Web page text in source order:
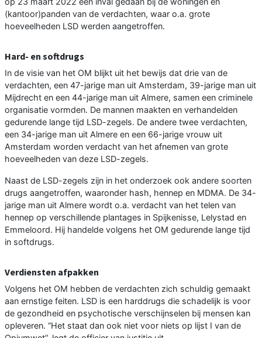
(kantoor)panden van de verdachten, waar o.a. grote
hoeveelheden LSD werden aangetroffen.
Hard- en softdrugs
In de visie van het OM blijkt uit het bewijs dat drie van de
verdachten, een 47-jarige man uit Amsterdam, 39-jarige man uit
Mijdrecht en een 44-jarige man uit Almere, samen een criminele
organisatie vormden. De mannen maakten en verhandelden
gedurende lange tijd LSD-zegels. De andere twee verdachten,
een 34-jarige man uit Almere en een 66-jarige vrouw uit
Amsterdam worden verdacht van het afnemen van grote
hoeveelheden van deze LSD-zegels.
Naast de LSD-zegels zijn in het onderzoek ook andere soorten
drugs aangetroffen, waaronder hash, hennep en MDMA. De 34-
jarige man uit Almere wordt o.a. verdacht van het telen van
hennep op verschillende plantages in Spijkenisse, Lelystad en
Emmeloord. Hij handelde volgens het OM gedurende lange tijd
in softdrugs.
Verdiensten afpakken
Volgens het OM hebben de verdachten zich schuldig gemaakt
aan ernstige feiten. LSD is een harddrugs die schadelijk is voor
de gezondheid en psychotische verschijnselen bij mensen kan
opleveren. “Het staat dan ook niet voor niets op lijst I van de